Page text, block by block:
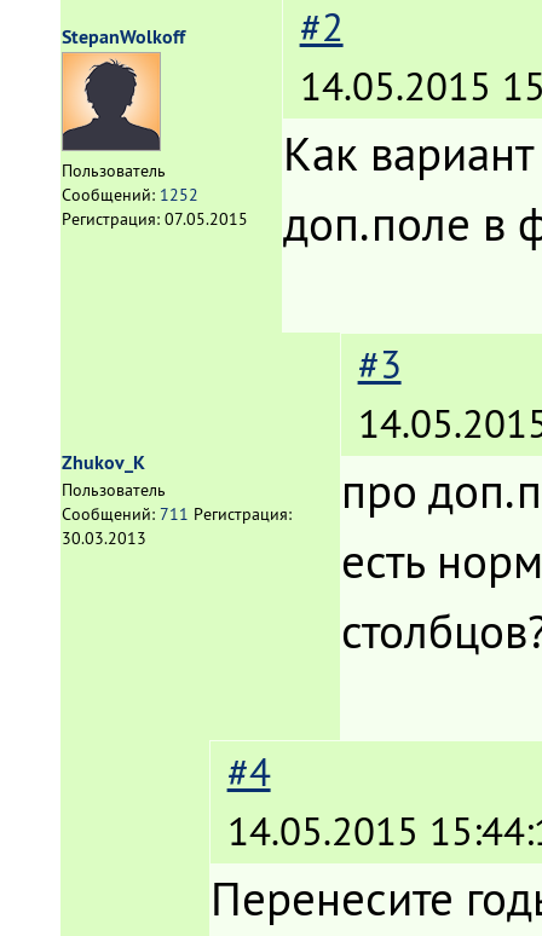
StepanWolkoff
Пользователь
Сообщений: 1252
Регистрация: 07.05.2015
#2
14.05.2015
Как
доп.поле в
Zhukov_K
Пользователь
Сообщений: 711 Регистрация:
30.03.2013
#3
про
есть
#4
14.05.2015
Перенесите